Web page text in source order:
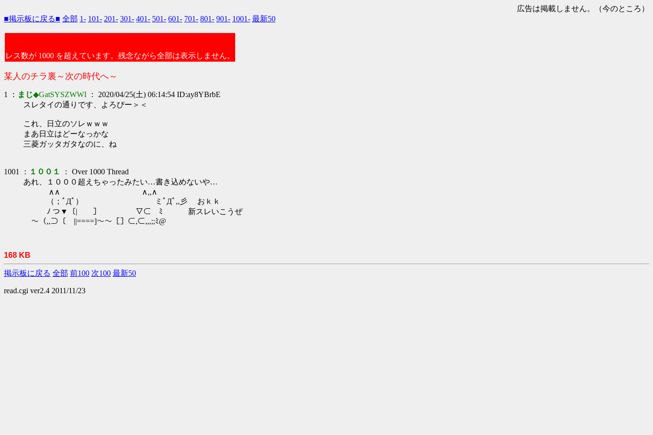
広告は掲載しません。（今のところ）
■掲示板に戻る■ 全部 1- 101- 201- 301- 401- 501- 601- 701- 801- 901- 1001- 最新50
レス数が 1000 を超えています。残念ながら全部は表示しません。
某人のチラ裏～次の時代へ～
1 ： まじ◆GatSYSZWWI ： 2020/04/25(土) 06:14:54 ID:ay8YBrbE
スレタイの通りです、よろぴー＞＜
これ、日立のソレｗｗｗ
まあ日立はどーなっかな
三菱ガッタガタなのに、ね
1001 ： １００１
： Over 1000 Thread
あれ、１０００超えちゃったみたい…書き込めないや…
∧∧ ∧,,∧
（；ﾟДﾟ） ミﾟДﾟ,,彡 おｋｋ
ﾉ つ▼〔|￣￣］ ▽⊂ ﾐ 新スレいこうぜ
～（,,⊃〔￣||====]～～［］⊂,⊂,,,;;ﾐ@
168 KB
掲示板に戻る 全部 前100 次100 最新50
read.cgi ver2.4 2011/11/23